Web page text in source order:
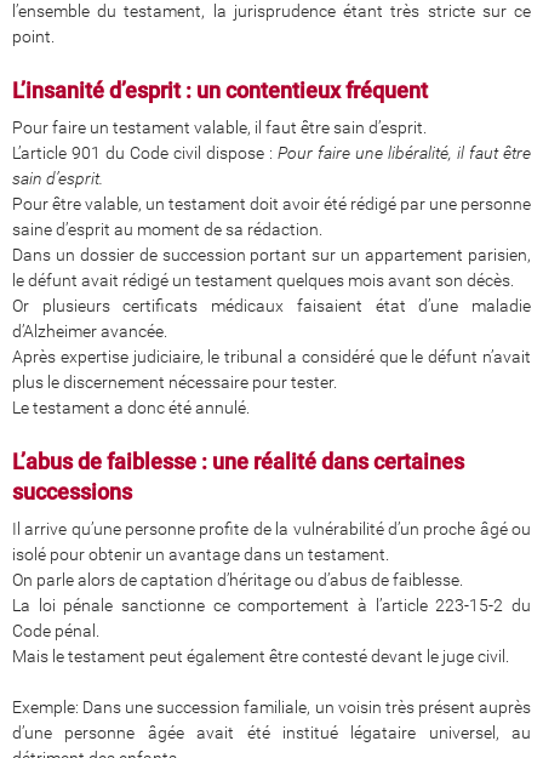
l’ensemble du testament, la jurisprudence étant très stricte sur ce
point.
L’insanité d’esprit : un contentieux fréquent
Pour faire un testament valable, il faut être sain d’esprit.
L’article 901 du Code civil dispose : Pour faire une libéralité, il faut être
sain d’esprit.
Pour être valable, un testament doit avoir été rédigé par une personne
saine d’esprit au moment de sa rédaction.
Dans un dossier de succession portant sur un appartement parisien,
le défunt avait rédigé un testament quelques mois avant son décès.
Or plusieurs certificats médicaux faisaient état d’une maladie
d’Alzheimer avancée.
Après expertise judiciaire, le tribunal a considéré que le défunt n’avait
plus le discernement nécessaire pour tester.
Le testament a donc été annulé.
L’abus de faiblesse : une réalité dans certaines
successions
Il arrive qu’une personne profite de la vulnérabilité d’un proche âgé ou
isolé pour obtenir un avantage dans un testament.
On parle alors de captation d’héritage ou d’abus de faiblesse.
La loi pénale sanctionne ce comportement à l’article 223-15-2 du
Code pénal.
Mais le testament peut également être contesté devant le juge civil.
Exemple: Dans une succession familiale, un voisin très présent auprès
d’une personne âgée avait été institué légataire universel, au